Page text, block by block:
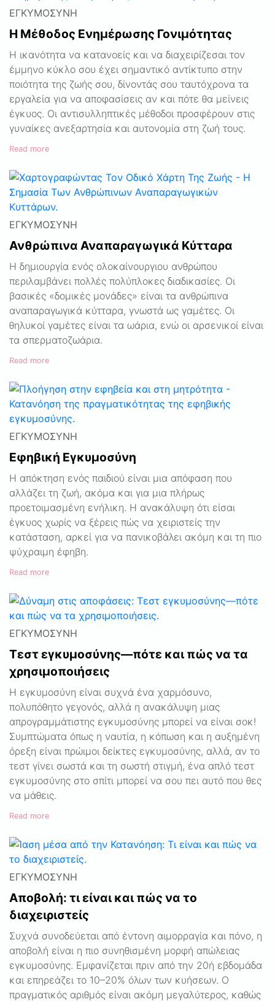
ΕΓΚΥΜΟΣΎΝΗ
Η Μέθοδος Ενημέρωσης Γονιμότητας
Η ικανότητα να κατανοείς και να διαχειρίζεσαι τον
έμμηνο κύκλο σου έχει σημαντικό αντίκτυπο στην
ποιότητα της ζωής σου, δίνοντάς σου ταυτόχρονα τα
εργαλεία για να αποφασίσεις αν και πότε θα μείνεις
έγκυος. Οι αντισυλληπτικές μέθοδοι προσφέρουν στις
γυναίκες ανεξαρτησία και αυτονομία στη ζωή τους.
Read more
ΕΓΚΥΜΟΣΎΝΗ
Ανθρώπινα Αναπαραγωγικά Κύτταρα
Η δημιουργία ενός ολοκαίνουργιου ανθρώπου
περιλαμβάνει πολλές πολύπλοκες διαδικασίες. Οι
βασικές «δομικές μονάδες» είναι τα ανθρώπινα
αναπαραγωγικά κύτταρα, γνωστά ως γαμέτες. Οι
θηλυκοί γαμέτες είναι τα ωάρια, ενώ οι αρσενικοί είναι
τα σπερματοζωάρια.
Read more
ΕΓΚΥΜΟΣΎΝΗ
Εφηβική Εγκυμοσύνη
Η απόκτηση ενός παιδιού είναι μια απόφαση που
αλλάζει τη ζωή, ακόμα και για μια πλήρως
προετοιμασμένη ενήλικη. Η ανακάλυψη ότι είσαι
έγκυος χωρίς να ξέρεις πώς να χειριστείς την
κατάσταση, αρκεί για να πανικοβάλει ακόμη και τη πιο
ψύχραιμη έφηβη.
Read more
ΕΓΚΥΜΟΣΎΝΗ
Τεστ εγκυμοσύνης—πότε και πώς να τα
χρησιμοποιήσεις
Η εγκυμοσύνη είναι συχνά ένα χαρμόσυνο,
πολυπόθητο γεγονός, αλλά η ανακάλυψη μιας
απρογραμμάτιστης εγκυμοσύνης μπορεί να είναι σοκ!
Συμπτώματα όπως η ναυτία, η κόπωση και η αυξημένη
όρεξη είναι πρώιμοι δείκτες εγκυμοσύνης, αλλά, αν το
τεστ γίνει σωστά και τη σωστή στιγμή, ένα απλό τεστ
εγκυμοσύνης στο σπίτι μπορεί να σου πει αυτό που θες
να μάθεις.
Read more
ΕΓΚΥΜΟΣΎΝΗ
Αποβολή: τι είναι και πώς να το
διαχειριστείς
Συχνά συνοδεύεται από έντονη αιμορραγία και πόνο, η
αποβολή είναι η πιο συνηθισμένη μορφή απώλειας
εγκυμοσύνης. Εμφανίζεται πριν από την 20ή εβδομάδα
και επηρεάζει το 10–20% όλων των κυήσεων. Ο
πραγματικός αριθμός είναι ακόμη μεγαλύτερος, καθώς